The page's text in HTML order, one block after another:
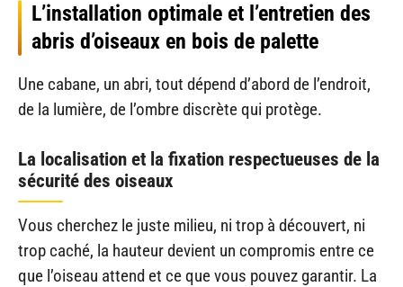
L’installation optimale et l’entretien des
abris d’oiseaux en bois de palette
Une cabane, un abri, tout dépend d’abord de l’endroit,
de la lumière, de l’ombre discrète qui protège.
La localisation et la fixation respectueuses de la
sécurité des oiseaux
Vous cherchez le juste milieu, ni trop à découvert, ni
trop caché, la hauteur devient un compromis entre ce
que l’oiseau attend et ce que vous pouvez garantir. La